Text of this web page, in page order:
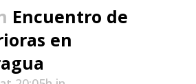
Encuentro de
en